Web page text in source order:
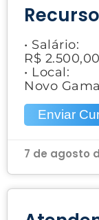
• Salário:
R$ 2.500,00
• Local:
Novo
Enviar
7 de agosto